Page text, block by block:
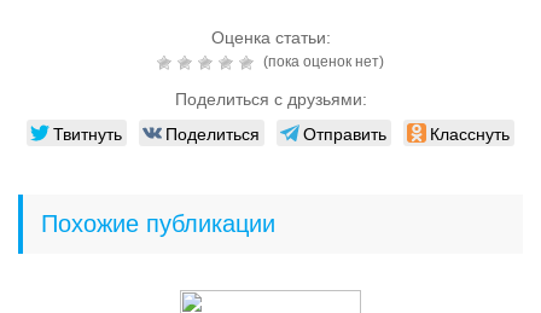
Оценка статьи:
(пока оценок нет)
Поделиться с друзьями:
Твитнуть Поделиться Отправить Класснуть
Похожие публикации